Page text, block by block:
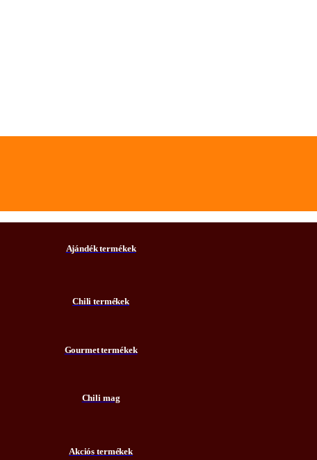
Ajándék termékek
Chili termékek
Gourmet termékek
Chili mag
Akciós termékek